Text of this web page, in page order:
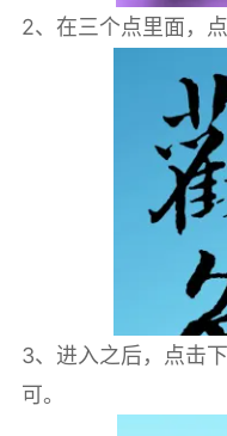
2、在三个点里面，
3、进入之后，点击
可。